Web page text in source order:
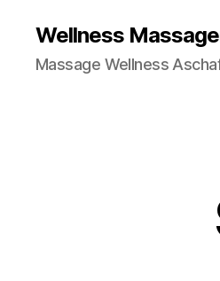
Wellness
Massage Wellness